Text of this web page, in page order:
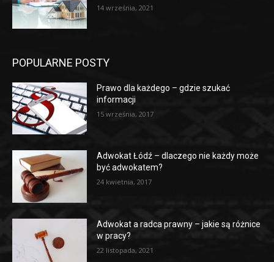
14 września, 2021
POPULARNE POSTY
Prawo dla każdego – gdzie szukać
informacji
15 września, 2017
Adwokat Łódź – dlaczego nie każdy może
być adwokatem?
24 kwietnia, 2017
Adwokat a radca prawny – jakie są różnice
w pracy?
22 listopada, 2021